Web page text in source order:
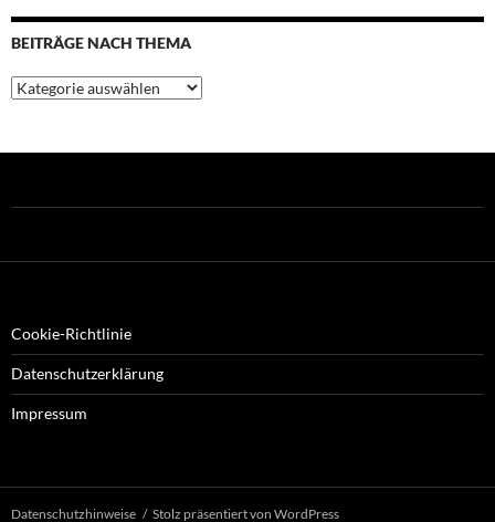
BEITRÄGE NACH THEMA
Beiträge
nach
Cookie-Richtlinie
Datenschutzerklärung
Impressum
Datenschutzhinweise Stolz präsentiert von WordPress